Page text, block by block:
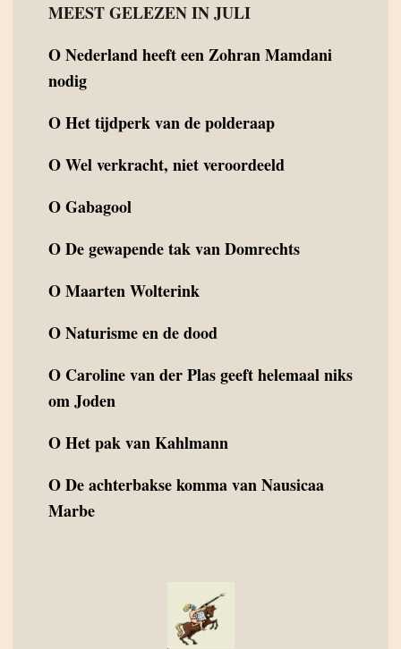
MEEST GELEZEN IN JULI
ONederland heeft een Zohran Mamdani
nodig
OHet tijdperk van de polderaap
OWel verkracht, niet veroordeeld
OGabagool
ODe gewapende tak van Domrechts
OMaarten Wolterink
ONaturisme en de dood
O Caroline van der Plas geeft helemaal niks
om Joden
OHet pak van Kahlmann
ODe achterbakse komma van Nausicaa
Marbe